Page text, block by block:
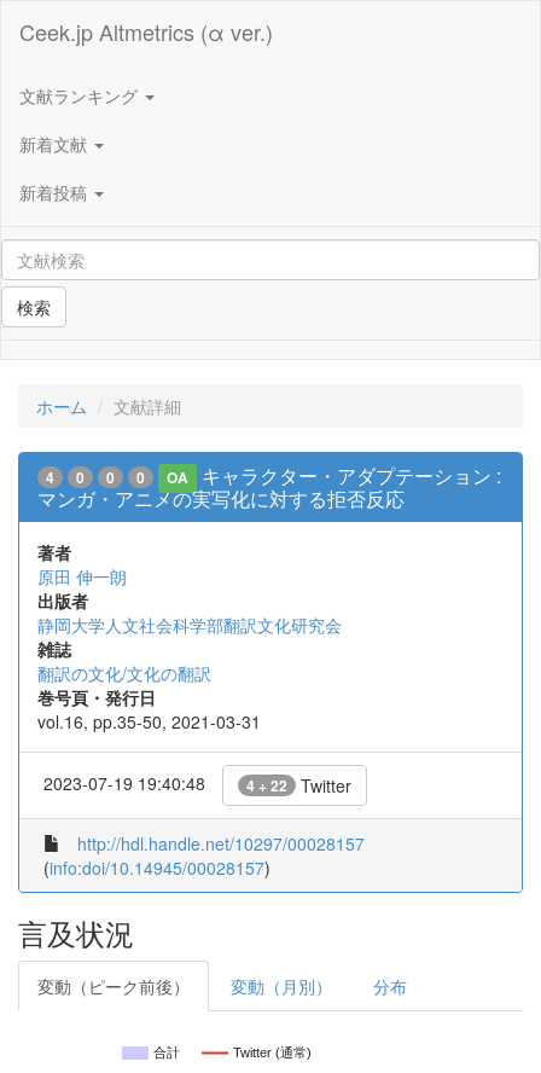
Ceek.jp Altmetrics (α ver.)
文献ランキング
新着文献
新着投稿
検索
ホーム 文献詳細
4 0 0 0 OA
キャラクター・アダプテーション :
マンガ・アニメの実写化に対する拒否反応
著者
原田 伸一朗
出版者
静岡大学人文社会科学部翻訳文化研究会
雑誌
翻訳の文化/文化の翻訳
巻号頁・発行日
vol.16, pp.35-50, 2021-03-31
2023-07-19 19:40:48 4 + 22 Twitter
http://hdl.handle.net/10297/00028157
(info:doi/10.14945/00028157)
言及状況
変動（ピーク前後） 変動（月別） 分布
合計 Twitter (通常)